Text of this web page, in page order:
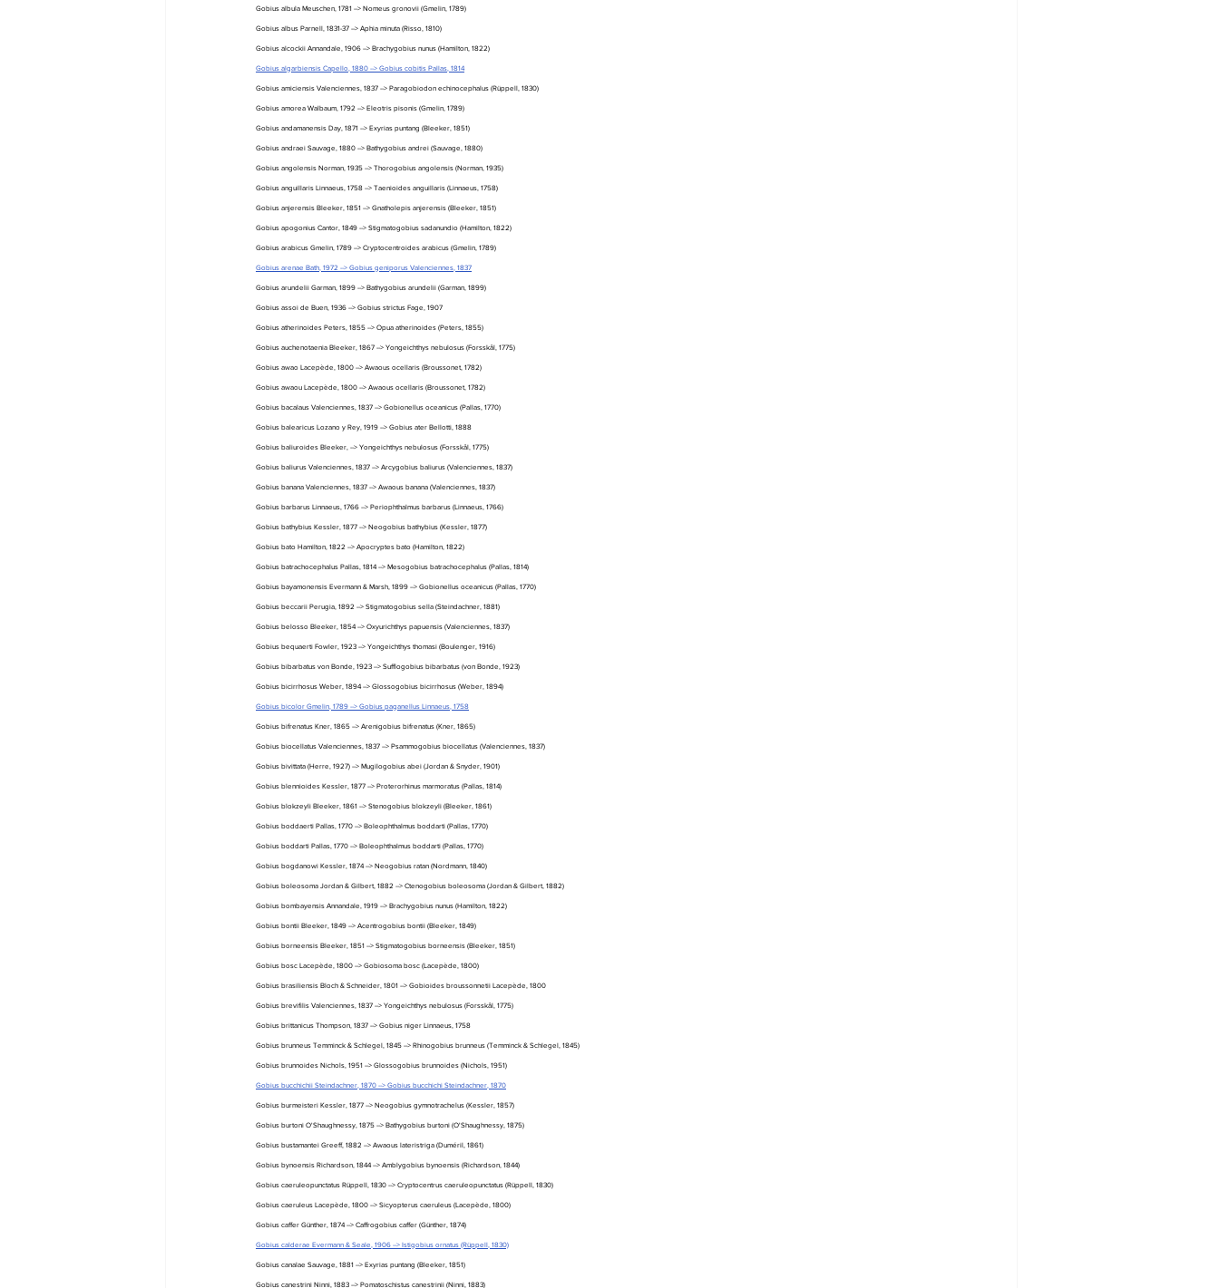
Gobius albula Meuschen, 1781 --> Nomeus gronovii (Gmelin, 1789)
Gobius albus Parnell, 1831-37 --> Aphia minuta (Risso, 1810)
Gobius alcockii Annandale, 1906 --> Brachygobius nunus (Hamilton, 1822)
Gobius algarbiensis Capello, 1880 --> Gobius cobitis Pallas, 1814
Gobius amiciensis Valenciennes, 1837 --> Paragobiodon echinocephalus (Rüppell, 1830)
Gobius amorea Walbaum, 1792 --> Eleotris pisonis (Gmelin, 1789)
Gobius andamanensis Day, 1871 --> Exyrias puntang (Bleeker, 1851)
Gobius andraei Sauvage, 1880 --> Bathygobius andrei (Sauvage, 1880)
Gobius angolensis Norman, 1935 --> Thorogobius angolensis (Norman, 1935)
Gobius anguillaris Linnaeus, 1758 --> Taenioides anguillaris (Linnaeus, 1758)
Gobius anjerensis Bleeker, 1851 --> Gnatholepis anjerensis (Bleeker, 1851)
Gobius apogonius Cantor, 1849 --> Stigmatogobius sadanundio (Hamilton, 1822)
Gobius arabicus Gmelin, 1789 --> Cryptocentroides arabicus (Gmelin, 1789)
Gobius arenae Bath, 1972 --> Gobius geniporus Valenciennes, 1837
Gobius arundelii Garman, 1899 --> Bathygobius arundelii (Garman, 1899)
Gobius assoi de Buen, 1936 --> Gobius strictus Fage, 1907
Gobius atherinoides Peters, 1855 --> Opua atherinoides (Peters, 1855)
Gobius auchenotaenia Bleeker, 1867 --> Yongeichthys nebulosus (Forsskål, 1775)
Gobius awao Lacepède, 1800 --> Awaous ocellaris (Broussonet, 1782)
Gobius awaou Lacepède, 1800 --> Awaous ocellaris (Broussonet, 1782)
Gobius bacalaus Valenciennes, 1837 --> Gobionellus oceanicus (Pallas, 1770)
Gobius balearicus Lozano y Rey, 1919 --> Gobius ater Bellotti, 1888
Gobius baliuroides Bleeker, --> Yongeichthys nebulosus (Forsskål, 1775)
Gobius baliurus Valenciennes, 1837 --> Arcygobius baliurus (Valenciennes, 1837)
Gobius banana Valenciennes, 1837 --> Awaous banana (Valenciennes, 1837)
Gobius barbarus Linnaeus, 1766 --> Periophthalmus barbarus (Linnaeus, 1766)
Gobius bathybius Kessler, 1877 --> Neogobius bathybius (Kessler, 1877)
Gobius bato Hamilton, 1822 --> Apocryptes bato (Hamilton, 1822)
Gobius batrachocephalus Pallas, 1814 --> Mesogobius batrachocephalus (Pallas, 1814)
Gobius bayamonensis Evermann & Marsh, 1899 --> Gobionellus oceanicus (Pallas, 1770)
Gobius beccarii Perugia, 1892 --> Stigmatogobius sella (Steindachner, 1881)
Gobius belosso Bleeker, 1854 --> Oxyurichthys papuensis (Valenciennes, 1837)
Gobius bequaerti Fowler, 1923 --> Yongeichthys thomasi (Boulenger, 1916)
Gobius bibarbatus von Bonde, 1923 --> Sufflogobius bibarbatus (von Bonde, 1923)
Gobius bicirrhosus Weber, 1894 --> Glossogobius bicirrhosus (Weber, 1894)
Gobius bicolor Gmelin, 1789 --> Gobius paganellus Linnaeus, 1758
Gobius bifrenatus Kner, 1865 --> Arenigobius bifrenatus (Kner, 1865)
Gobius biocellatus Valenciennes, 1837 --> Psammogobius biocellatus (Valenciennes, 1837)
Gobius bivittata (Herre, 1927) --> Mugilogobius abei (Jordan & Snyder, 1901)
Gobius blennioides Kessler, 1877 --> Proterorhinus marmoratus (Pallas, 1814)
Gobius blokzeyli Bleeker, 1861 --> Stenogobius blokzeyli (Bleeker, 1861)
Gobius boddaerti Pallas, 1770 --> Boleophthalmus boddarti (Pallas, 1770)
Gobius boddarti Pallas, 1770 --> Boleophthalmus boddarti (Pallas, 1770)
Gobius bogdanowi Kessler, 1874 --> Neogobius ratan (Nordmann, 1840)
Gobius boleosoma Jordan & Gilbert, 1882 --> Ctenogobius boleosoma (Jordan & Gilbert, 1882)
Gobius bombayensis Annandale, 1919 --> Brachygobius nunus (Hamilton, 1822)
Gobius bontii Bleeker, 1849 --> Acentrogobius bontii (Bleeker, 1849)
Gobius borneensis Bleeker, 1851 --> Stigmatogobius borneensis (Bleeker, 1851)
Gobius bosc Lacepède, 1800 --> Gobiosoma bosc (Lacepède, 1800)
Gobius brasiliensis Bloch & Schneider, 1801 --> Gobioides broussonnetii Lacepède, 1800
Gobius brevifilis Valenciennes, 1837 --> Yongeichthys nebulosus (Forsskål, 1775)
Gobius brittanicus Thompson, 1837 --> Gobius niger Linnaeus, 1758
Gobius brunneus Temminck & Schlegel, 1845 --> Rhinogobius brunneus (Temminck & Schlegel, 1845)
Gobius brunnoides Nichols, 1951 --> Glossogobius brunnoides (Nichols, 1951)
Gobius bucchichii Steindachner, 1870 --> Gobius bucchichi Steindachner, 1870
Gobius burmeisteri Kessler, 1877 --> Neogobius gymnotrachelus (Kessler, 1857)
Gobius burtoni O'Shaughnessy, 1875 --> Bathygobius burtoni (O'Shaughnessy, 1875)
Gobius bustamantei Greeff, 1882 --> Awaous lateristriga (Duméril, 1861)
Gobius bynoensis Richardson, 1844 --> Amblygobius bynoensis (Richardson, 1844)
Gobius caeruleopunctatus Rüppell, 1830 --> Cryptocentrus caeruleopunctatus (Rüppell, 1830)
Gobius caeruleus Lacepède, 1800 --> Sicyopterus caeruleus (Lacepède, 1800)
Gobius caffer Günther, 1874 --> Caffrogobius caffer (Günther, 1874)
Gobius calderae Evermann & Seale, 1906 --> Istigobius ornatus (Rüppell, 1830)
Gobius canalae Sauvage, 1881 --> Exyrias puntang (Bleeker, 1851)
Gobius canestrini Ninni, 1883 --> Pomatoschistus canestrinii (Ninni, 1883)